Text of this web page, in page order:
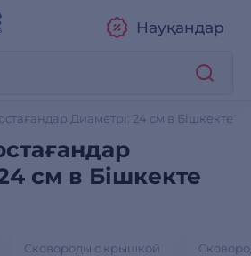
Науқандар
Диаметрі: 24 см в Бішкекте
см в Бішкекте
Сковороды с крышкой